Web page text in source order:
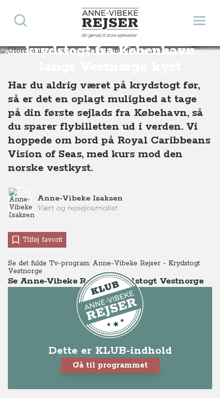
Anne-Vibeke Rejser
din genvej til store oplevelser
Åbn
Søg
Uforglemmeligt
krydstogt fra København
Destinationer Europa Norge Uforglemmeligt krydstogt fra København langs Vestnorge kyst
Har du aldrig været på krydstogt før,
så er det en oplagt mulighed at tage
på din første sejlads fra Købehavn, så
du sparer flybilletten ud i verden. Vi
hoppede om bord på Royal Caribbeans
Vision of Seas, med kurs mod den
norske vestkyst.
Anne-Vibeke Isaksen
Vært og rejsejournalist
Tilføj favorit
Se det fulde Tv-program: Anne-Vibeke Rejser - Krydstogt
Vestnorge
Se Anne-Vibeke Rejser - Krydstogt Vestnorge
Dette er KLUB-indhold
Gå til programmet